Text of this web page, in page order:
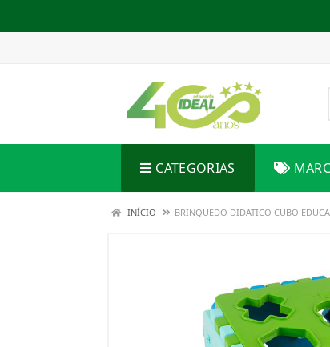
CATEGORIAS
INÍCIO BRINQUEDO DIDATICO CUBO